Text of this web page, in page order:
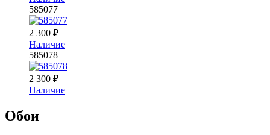
585077
2 300 ₽
Наличие
585078
2 300 ₽
Наличие
Обои